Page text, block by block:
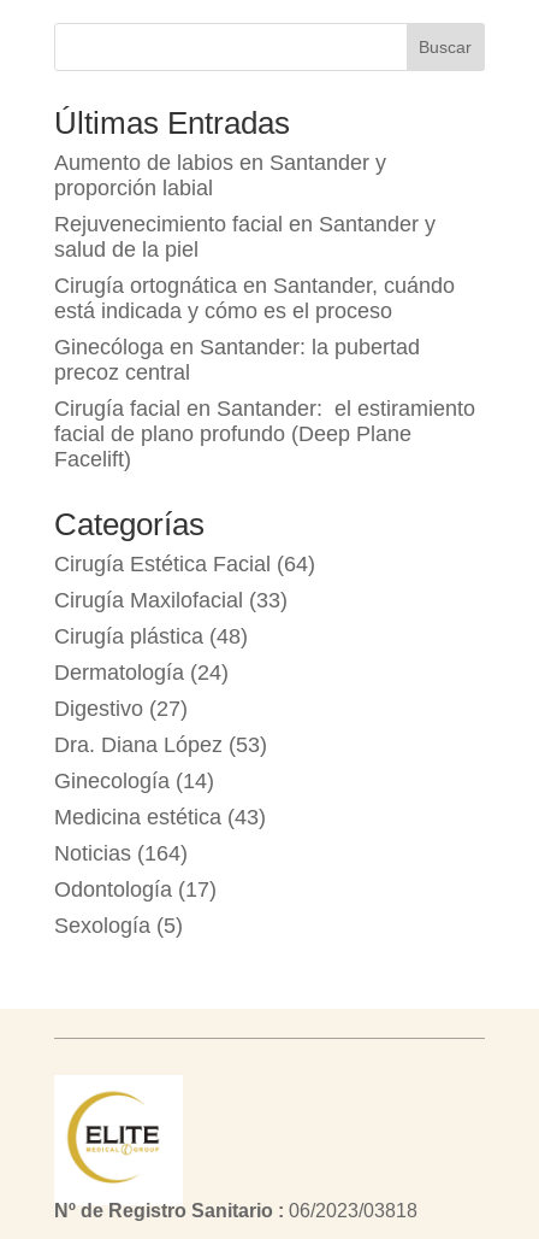
Buscar
Últimas Entradas
Aumento de labios en Santander y
proporción labial
Rejuvenecimiento facial en Santander y
salud de la piel
Cirugía ortognática en Santander, cuándo
está indicada y cómo es el proceso
Ginecóloga en Santander: la pubertad
precoz central
Cirugía facial en Santander: el estiramiento
facial de plano profundo (Deep Plane
Facelift)
Categorías
Cirugía Estética Facial (64)
Cirugía Maxilofacial (33)
Cirugía plástica(48)
Dermatología(24)
Digestivo(27)
Dra. Diana López (53)
Ginecología(14)
Medicina estética(43)
Noticias(164)
Odontología(17)
Sexología(5)
Nº de Registro Sanitario : 06/2023/03818